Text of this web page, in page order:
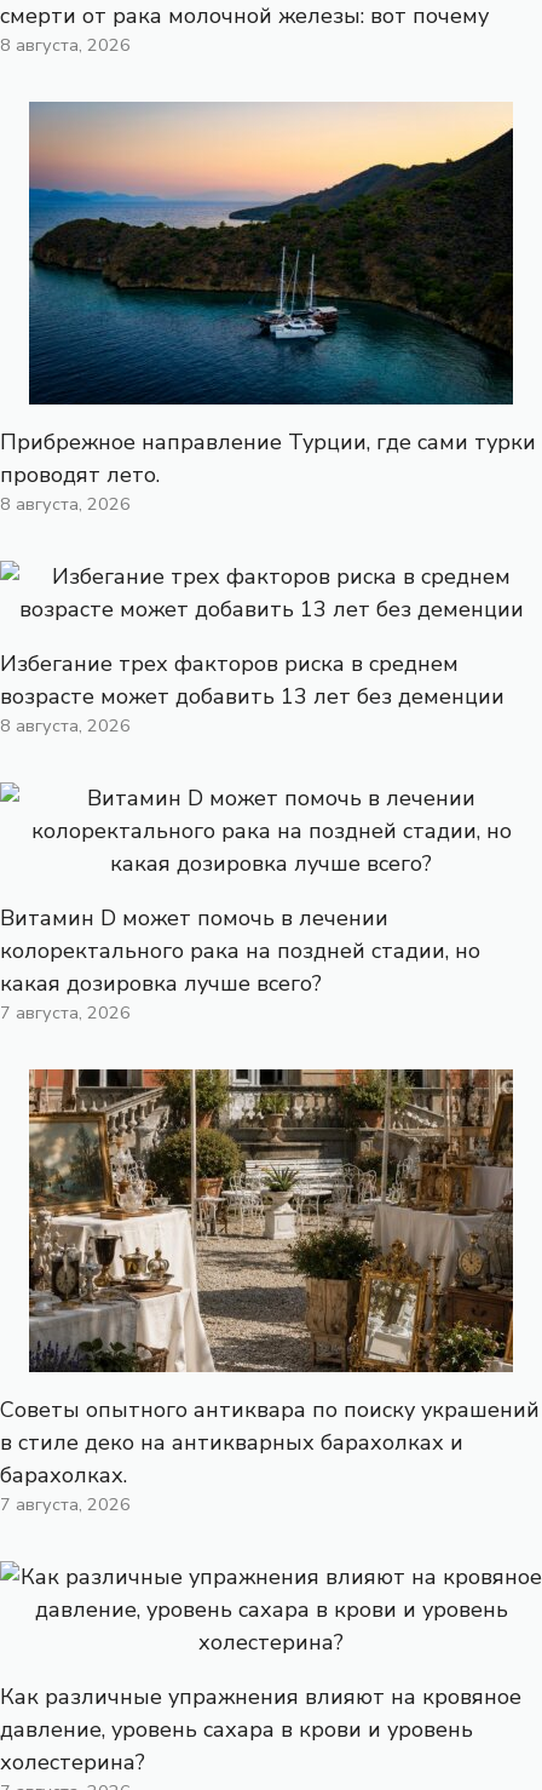
смерти от рака молочной железы: вот почему
8 августа, 2026
Прибрежное направление Турции, где сами турки
проводят лето.
8 августа, 2026
Избегание трех факторов риска в среднем
возрасте может добавить 13 лет без деменции
8 августа, 2026
Витамин D может помочь в лечении
колоректального рака на поздней стадии, но
какая дозировка лучше всего?
7 августа, 2026
Советы опытного антиквара по поиску украшений
в стиле деко на антикварных барахолках и
барахолках.
7 августа, 2026
Как различные упражнения влияют на кровяное
давление, уровень сахара в крови и уровень
холестерина?